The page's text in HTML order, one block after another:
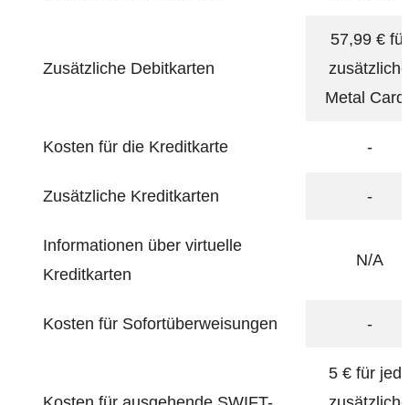
Zusätzliche Debitkarten
57,99 € für
Metal
Kosten für die Kreditkarte -
Zusätzliche Kreditkarten -
Informationen über virtuelle
Kreditkarten
N/A
Kosten für Sofortüberweisungen -
5 € für